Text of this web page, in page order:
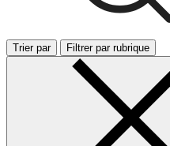
Trier par Filtrer par rubrique